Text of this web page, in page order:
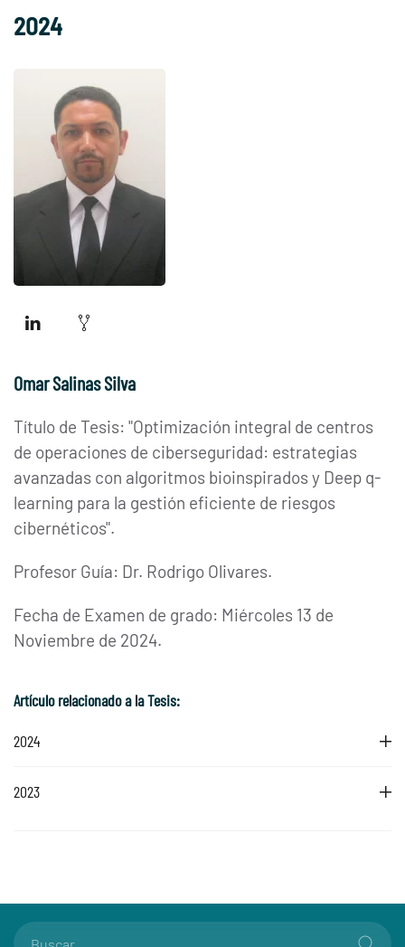
2024
Omar Salinas Silva
Título de Tesis: "Optimización integral de centros
de operaciones de ciberseguridad: estrategias
avanzadas con algoritmos bioinspirados y Deep q-
learning para la gestión eficiente de riesgos
cibernéticos".
Profesor Guía: Dr. Rodrigo Olivares.
Fecha de Examen de grado: Miércoles 13 de
Noviembre de 2024.
Artículo relacionado a la Tesis:
2024
2023